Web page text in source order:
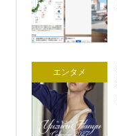
エンタメ